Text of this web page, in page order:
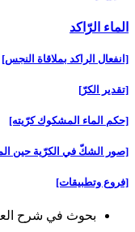
الماء الرّاكد
[انفعال الراكد بملاقاة النجس‏]
[تقدير الكرّ]
[حكم الماء المشكوك كرّيته‏]
[صور الشكّ في الكرّية حين
[فروع وتطبيقات‏]
بحوث في شرح